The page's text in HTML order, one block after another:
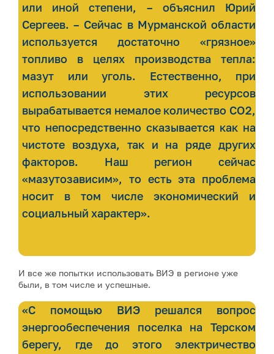
или иной степени, – объяснил Юрий
Сергеев. – Сейчас в Мурманской области
используется достаточно «грязное»
топливо в целях производства тепла:
мазут или уголь. Естественно, при
использовании этих ресурсов
вырабатывается немалое количество СО2,
что непосредственно сказывается как на
чистоте воздуха, так и на ряде других
факторов. Наш регион сейчас
«мазутозависим», то есть эта проблема
носит в том числе экономический и
социальный характер».
И все же попытки использовать ВИЭ в регионе уже
были, в том числе и успешные.
«С помощью ВИЭ решался вопрос
энергообеспечения поселка на Терском
берегу, где до этого электричество